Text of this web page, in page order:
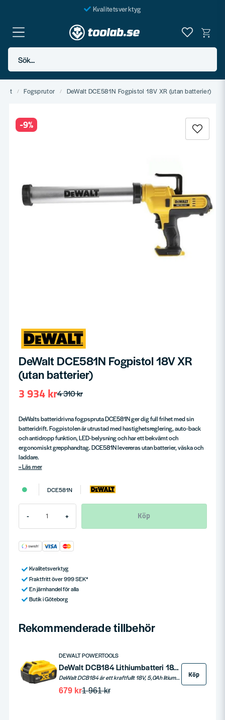
Kvalitetsverktyg
Fraktfritt över 999 SEK*
En järnhandel för alla
Sök...
Fogsprutor DeWalt DCE581N Fogpistol 18V XR (utan batterier)
-9%
DeWalt DCE581N Fogpistol 18V XR
(utan batterier)
4 310 kr
3 934 kr
DeWalts batteridrivna fogpspruta DCE581N ger dig full frihet med sin
batteridrift. Fogpistolen är utrustad med hastighetsreglering, auto-back
och antidropp funktion, LED-belysning och har ett bekvämt och
ergonomiskt grepphandtag. DCE581N levereras utan batterier, väska och
laddare.
Läs mer
DCE581N
- + Köp
Kvalitetsverktyg
Fraktfritt över 999 SEK*
En järnhandel för alla
Butik i Göteborg
Rekommenderade tillbehör
DEWALT POWERTOOLS
DeWalt DCB184 Lithiumbatteri 18V 5,0ah
DeWalt DCB184 är ett kraftfullt 18V, 5,0Ah litiumjonbatteri för XR-serien, erbjuder lång driftstid och snabb laddning. Perfekt för krävande arbetsuppgifter, med LED-indikator och överhettningsskydd.
1 961 kr
679 kr
Köp